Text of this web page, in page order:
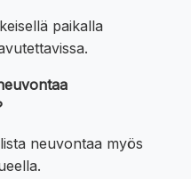
paikalla
neuvontaa myös